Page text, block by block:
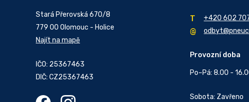
Stará Přerovská 670/8
779 00 Olomouc - Holice
Najít na mapě
IČO: 25367463
DIČ: CZ25367463
+420 602
Provozní doba
Po–Pá: 8.00 -
Sobota: Zavřeno